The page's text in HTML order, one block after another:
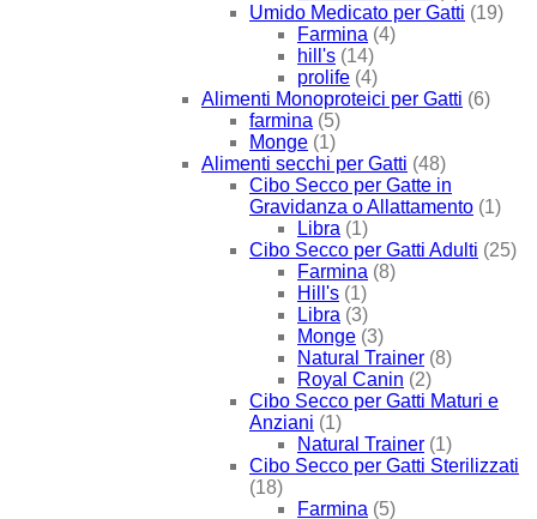
Umido Medicato per Gatti (19)
Farmina (4)
hill's (14)
prolife (4)
Alimenti Monoproteici per Gatti (6)
farmina (5)
Monge (1)
Alimenti secchi per Gatti (48)
Cibo Secco per Gatte in
Gravidanza o Allattamento (1)
Libra (1)
Cibo Secco per Gatti Adulti (25)
Farmina (8)
Hill's (1)
Libra (3)
Monge (3)
Natural Trainer (8)
Royal Canin (2)
Cibo Secco per Gatti Maturi e
Anziani (1)
Natural Trainer (1)
Cibo Secco per Gatti Sterilizzati
(18)
Farmina (5)